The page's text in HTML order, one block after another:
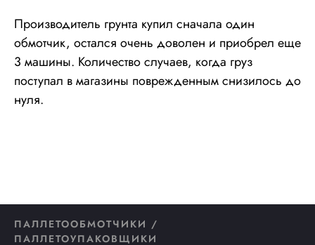
Производитель грунта купил сначала один
обмотчик, остался очень доволен и приобрел еще
3 машины. Количество случаев, когда груз
поступал в магазины поврежденным снизилось до
нуля.
ПАЛЛЕТООБМОТЧИКИ /
ПАЛЛЕТОУПАКОВЩИКИ